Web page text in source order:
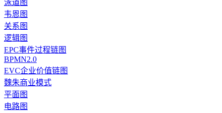
泳道图
韦恩图
关系图
逻辑图
EPC事件过程链图
BPMN2.0
EVC企业价值链图
魏朱商业模式
平面图
电路图